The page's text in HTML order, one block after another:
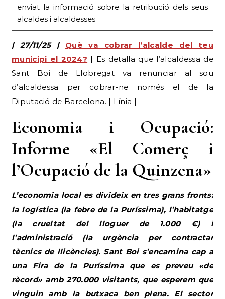
enviat la informació sobre la retribució dels seus
alcaldes i alcaldesses
| 27/11/25 |
Què va cobrar l’alcalde del teu
municipi el 2024? | Es detalla que l’alcaldessa de
Sant Boi de Llobregat va renunciar al sou
d’alcaldessa per cobrar-ne només el de la
Diputació de Barcelona. | Línia |
Economia i Ocupació:
Informe «El Comerç i
l’Ocupació de la Quinzena»
L’economia local es divideix en tres grans fronts:
la logística (la febre de la Puríssima), l’habitatge
(la crueltat del lloguer de 1.000 €) i
l’administració (la urgència per contractar
tècnics de llicències). Sant Boi s’encamina cap a
una Fira de la Puríssima que es preveu «de
rècord» amb 270.000 visitants, que esperem que
vinguin amb la butxaca ben plena. El sector